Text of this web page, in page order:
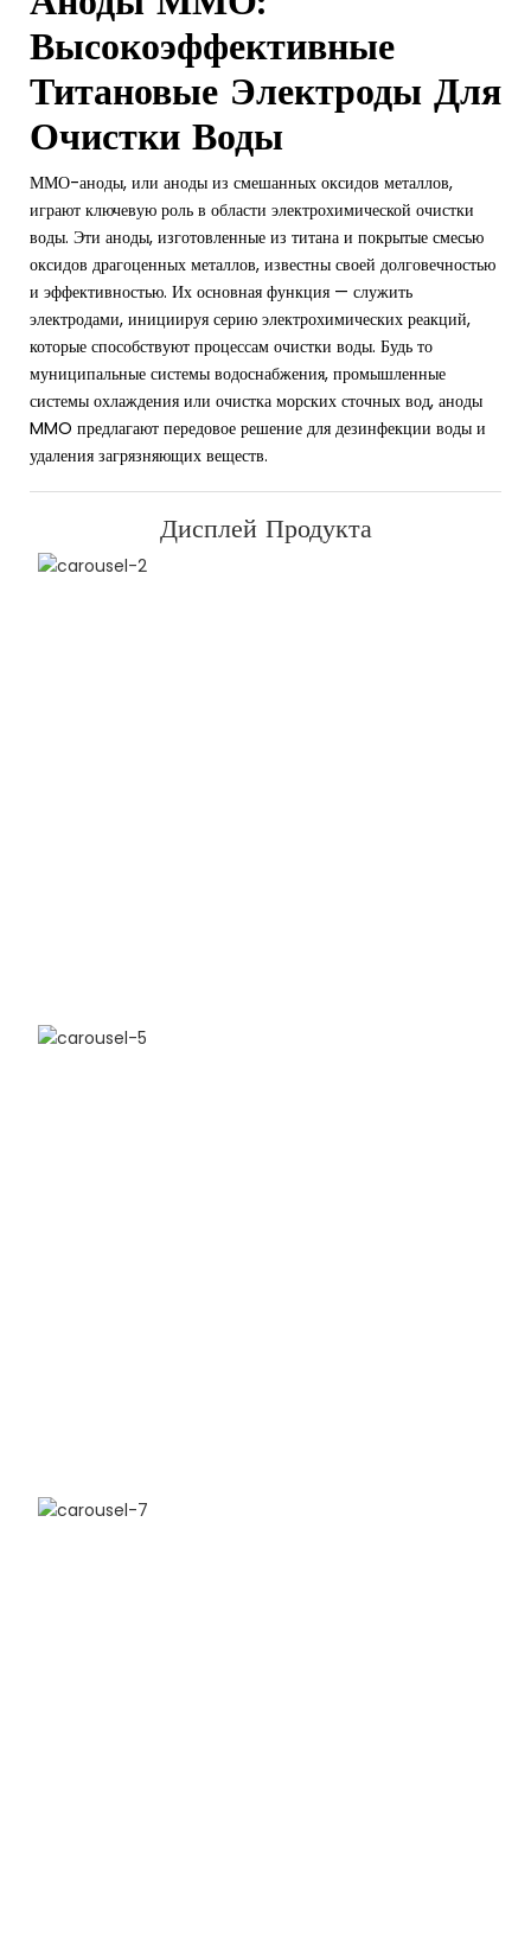
Высокоэффективные
Титановые Электроды Для
Очистки Воды
ММО-аноды, или аноды из смешанных оксидов металлов,
играют ключевую роль в области электрохимической очистки
воды. Эти аноды, изготовленные из титана и покрытые смесью
оксидов драгоценных металлов, известны своей долговечностью
и эффективностью. Их основная функция — служить
электродами, инициируя серию электрохимических реакций,
которые способствуют процессам очистки воды. Будь то
муниципальные системы водоснабжения, промышленные
системы охлаждения или очистка морских сточных вод, аноды
MMO предлагают передовое решение для дезинфекции воды и
удаления загрязняющих веществ.
Дисплей Продукта